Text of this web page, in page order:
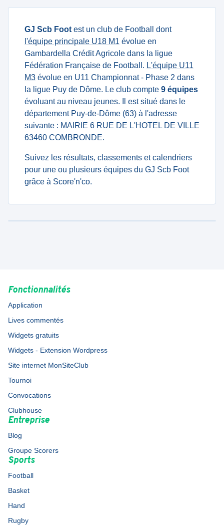
GJ Scb Foot est un club de Football dont
l'équipe principale U18 M1 évolue en
Gambardella Crédit Agricole dans la ligue
Fédération Française de Football. L'équipe U11
M3 évolue en U11 Championnat - Phase 2 dans
la ligue Puy de Dôme. Le club compte 9 équipes
évoluant au niveau jeunes. Il est situé dans le
département Puy-de-Dôme (63) à l'adresse
suivante : MAIRIE 6 RUE DE L'HOTEL DE VILLE
63460 COMBRONDE.
Suivez les résultats, classements et calendriers
pour une ou plusieurs équipes du GJ Scb Foot
grâce à Score'n'co.
Fonctionnalités
Application
Lives commentés
Widgets gratuits
Widgets - Extension Wordpress
Site internet MonSiteClub
Tournoi
Convocations
Clubhouse
Entreprise
Blog
Groupe Scorers
Sports
Football
Basket
Hand
Rugby